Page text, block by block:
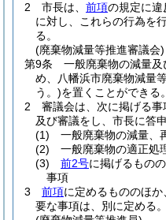
2
市長は、 前項の規定に違
に対し、これらの行為を
る。
(廃棄物減量等推進審議会)
第9条
一般廃棄物の減量
め、八幡浜市廃棄物減量
う。)を置くことができる。
2
審議会は、次に掲げる
及び審議をし、市長に答
(1)
一般廃棄物の減量、
(2)
一般廃棄物の適正処
(3)
前2号に掲げるもの
事項
3
前項に定めるもののほ
要な事項は、別に定める。